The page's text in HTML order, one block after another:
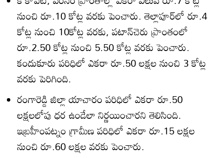
నుంచి రూ.10 కోట్ల వరకు పెంచారు. తెల్లాపూర్‌లో రూ.4
కోట్ల నుంచి 10కోట్ల వరకు, పటాన్‌చెరు ప్రాంతంలో
రూ.2.50 కోట్ల నుంచి 5.50 కోట్ల వరకు పెంచారు.
కందుకూరు పరిధిలో ఎకరా రూ.50 లక్షల నుంచి 3 కోట్ల
వరకు పెరిగింది.
రంగారెడ్డి జిల్లా యాచారం పరిధిలో ఎకరా రూ.50
లక్షలలోపు ధర ఉండేలా నిర్ణయించారని తెలిసింది.
ఇబ్రహీంపట్నం గ్రామీణ పరిధిలో ఎకరా రూ.15 లక్షల
నుంచి రూ.60 లక్షల వరకు పెంచారు.